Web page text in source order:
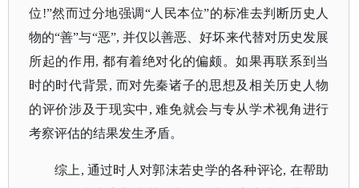
位!”然而过分地强调“人民本位”的标准去判断历史人
物的“善”与“恶”, 并仅以善恶、好坏来代替对历史发展
所起的作用, 都有着绝对化的偏颇。如果再联系到当
时的时代背景, 而对先秦诸子的思想及相关历史人物
的评价涉及于现实中, 难免就会与专从学术视角进行
考察评估的结果发生矛盾。
综上 , 通过时人对郭沫若史学的各种评论, 在帮助